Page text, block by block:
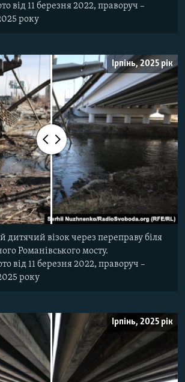
від 11 березня 2022, праворуч –
року
Ірпінь, 2025 рік
дитячий візок через переправу біля
Романівського мосту.
від 11 березня 2022, праворуч –
року
Ірпінь, 2025 рік